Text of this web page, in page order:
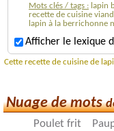
Mots clés / tags : lapin
recette de cuisine
lapin à la berrichonne
Afficher le lexique
Cette recette de cuisine de
Nuage de mots
Poulet frit